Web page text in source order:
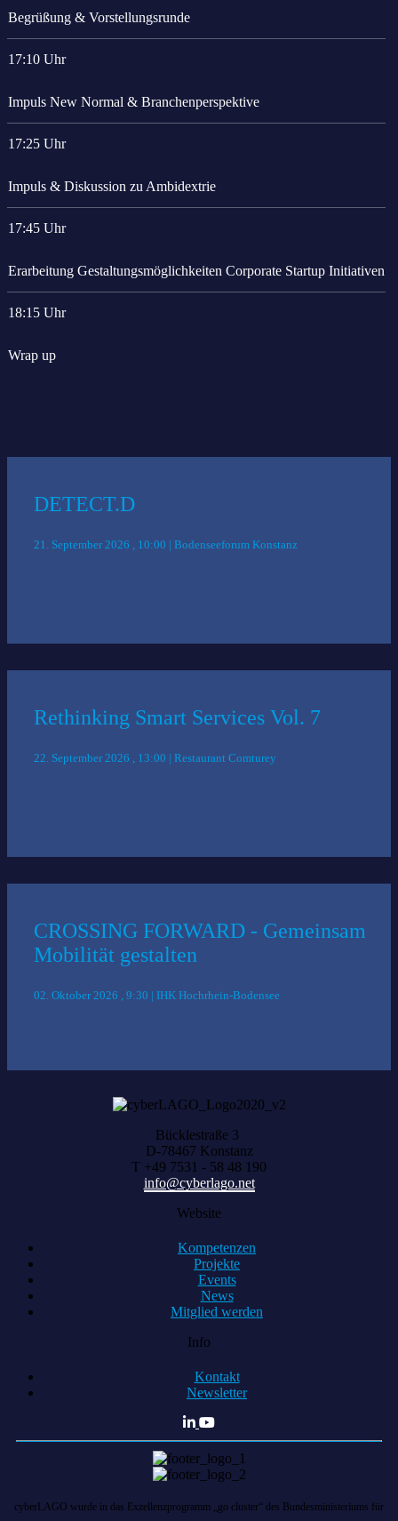
Begrüßung & Vorstellungsrunde
17:10 Uhr
Impuls New Normal & Branchenperspektive
17:25 Uhr
Impuls & Diskussion zu Ambidextrie
17:45 Uhr
Erarbeitung Gestaltungsmöglichkeiten Corporate Startup Initiativen
18:15 Uhr
Wrap up
DETECT.D
21. September 2026 , 10:00 | Bodenseeforum Konstanz
Rethinking Smart Services Vol. 7
22. September 2026 , 13:00 | Restaurant Comturey
CROSSING FORWARD - Gemeinsam
Mobilität gestalten
02. Oktober 2026 , 9:30 | IHK Hochrhein-Bodensee
Bücklestraße 3
D-78467 Konstanz
T +49 7531 - 58 48 190
info@cyberlago.net
Website
Kompetenzen
Projekte
Events
News
Mitglied werden
Info
Kontakt
Newsletter
cyberLAGO wurde in das Exzellenzprogramm „go cluster“ des Bundesministeriums für